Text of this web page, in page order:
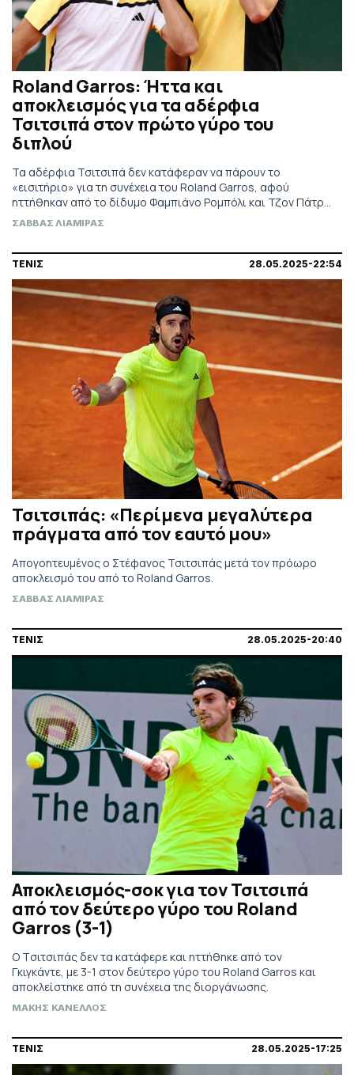
Roland Garros: Ήττα και
αποκλεισμός για τα αδέρφια
Τσιτσιπά στον πρώτο γύρο του
διπλού
Τα αδέρφια Τσιτσιπά δεν κατάφεραν να πάρουν το
«εισιτήριο» για τη συνέχεια του Roland Garros, αφού
ηττήθηκαν από το δίδυμο Φαμπιάνο Ρομπόλι και Τζον Πάτρικ
Σμιθ.
ΣΑΒΒΑΣ ΛΙΑΜΙΡΑΣ
ΤΕΝΙΣ 28.05.2025-22:54
Τσιτσιπάς: «Περίμενα μεγαλύτερα
πράγματα από τον εαυτό μου»
Απογοητευμένος ο Στέφανος Τσιτσιπάς μετά τον πρόωρο
αποκλεισμό του από το Roland Garros.
ΣΑΒΒΑΣ ΛΙΑΜΙΡΑΣ
ΤΕΝΙΣ 28.05.2025-20:40
Αποκλεισμός-σοκ για τον Τσιτσιπά
από τον δεύτερο γύρο του Roland
Garros (3-1)
Ο Tσιτσιπάς δεν τα κατάφερε και ηττήθηκε από τον
Γκιγκάντε, με 3-1 στον δεύτερο γύρο του Roland Garros και
αποκλείστηκε από τη συνέχεια της διοργάνωσης.
ΜΑΚΗΣ ΚΑΝΕΛΛΟΣ
ΤΕΝΙΣ 28.05.2025-17:25